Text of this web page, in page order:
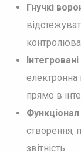
Гнучкі
електронна
прямо в
створення,
звітність.